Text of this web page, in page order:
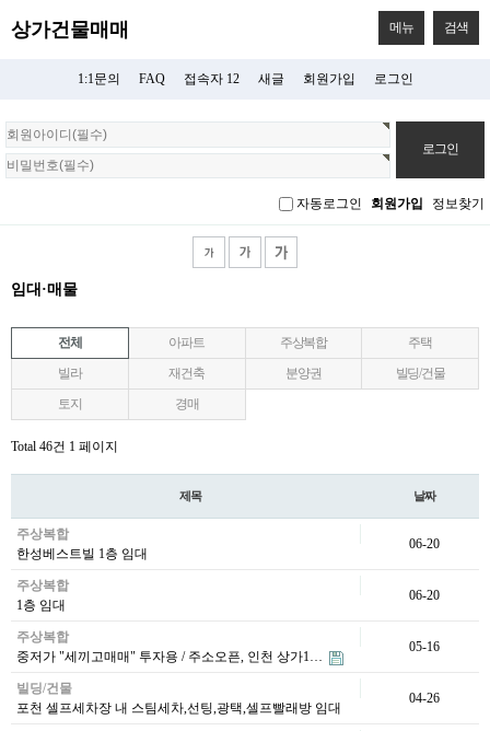
상가건물매매 메뉴 검색
1:1문의 FAQ 접속자 12 새글 회원가입 로그인
회
원
로
자동로그인 회원가입 정보찾기
임대·매물
전체 아파트 주상복합
주택
빌라
재건축 분양권
빌딩/건물
토지
경매
Total 46건 1 페이지
제목 날짜
주상복합
한성베스트빌 1층 임대
06-20
주상복합
1층 임대
06-20
주상복합
중저가 "세끼고매매" 투자용 / 주소오픈, 인천 상가1…
05-16
빌딩/건물
포천 셀프세차장 내 스팀세차,선팅,광택,셀프빨래방 임대
04-26